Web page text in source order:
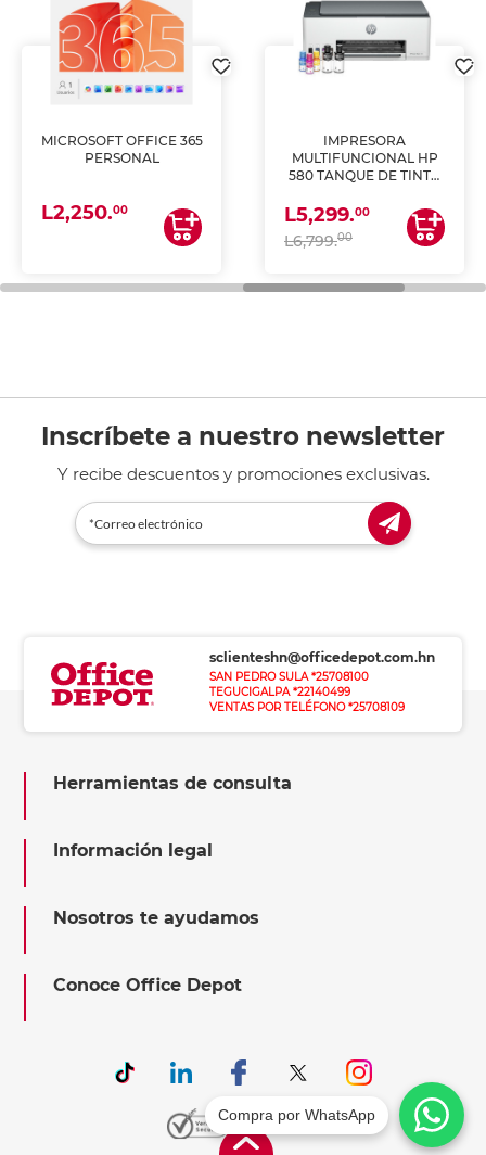
MICROSOFT OFFICE 365
PERSONAL
L2,250.00
IMPRESORA
MULTIFUNCIONAL HP
580 TANQUE DE TINTA
ESCANEA)
L5,299.00
L6,799.00
Inscríbete a nuestro newsletter
Y recibe descuentos y promociones exclusivas.
sclienteshn@officedepot.com.hn
SAN PEDRO SULA *25708100
TEGUCIGALPA *22140499
VENTAS POR TELÉFONO *25708109
Herramientas de consulta
Información legal
Nosotros te ayudamos
Conoce Office Depot
Compra por WhatsApp